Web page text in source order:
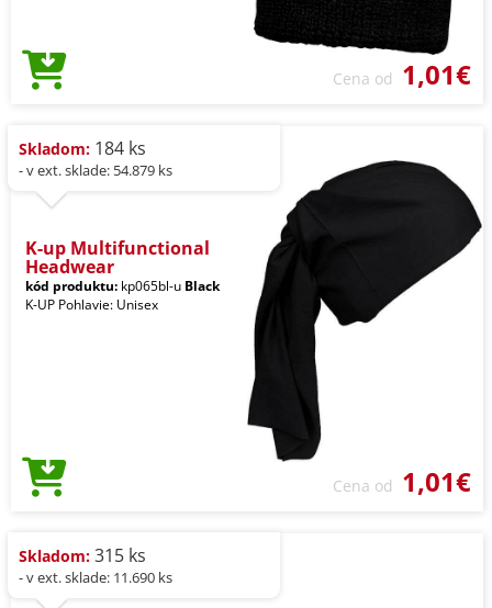
Cena od 1,01€
Skladom: 184 ks
- v ext. sklade: 54.879 ks
K-up Multifunctional
Headwear
kód produktu: kp065bl-u Black
K-UP Pohlavie: Unisex
Cena od 1,01€
Skladom: 315 ks
- v ext. sklade: 11.690 ks